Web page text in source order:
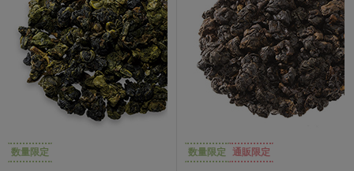
数量限定 数量限定 通販限定